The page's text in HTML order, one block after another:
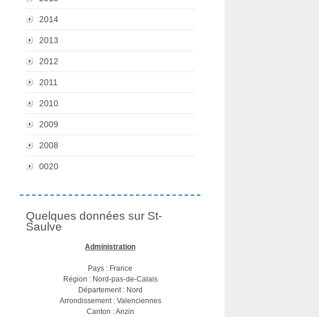
2014
2013
2012
2011
2010
2009
2008
0020
Quelques données sur St-
Saulve
Administration
Pays : France
Région : Nord-pas-de-Calais
Département : Nord
Arrondissement : Valenciennes
Canton : Anzin